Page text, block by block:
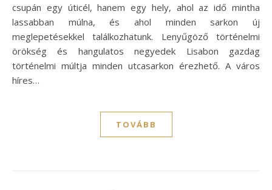
csupán egy úticél, hanem egy hely, ahol az idő mintha
lassabban múlna, és ahol minden sarkon új
meglepetésekkel találkozhatunk. Lenyűgöző történelmi
örökség és hangulatos negyedek Lisabon gazdag
történelmi múltja minden utcasarkon érezhető. A város
híres…
TOVÁBB